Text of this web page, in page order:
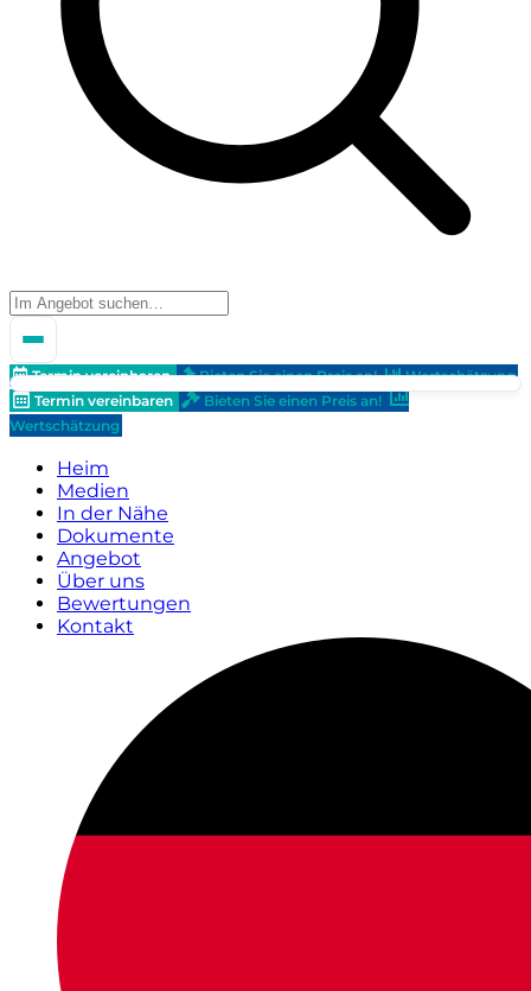
Termin vereinbaren Bieten Sie einen Preis an!
Wertschätzung
Termin vereinbaren
Bieten Sie einen Preis an!
Wertschätzung
Heim
Medien
In der Nähe
Dokumente
Angebot
Über uns
Bewertungen
Kontakt